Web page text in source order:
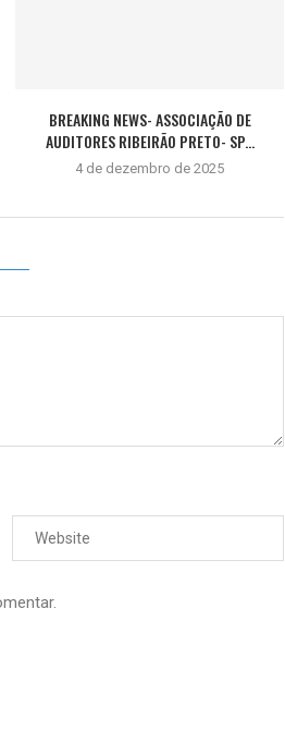
BREAKING NEWS- ASSOCIAÇÃO DE
AUDITORES RIBEIRÃO PRETO- SP...
4 de dezembro de 2025